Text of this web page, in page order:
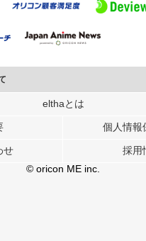
を使用して、ユーザーに合わせたコ
ータ解析の各パートナーに提供して
報とユーザーが各パートナーに提供
のサービスを使用したときに収集し
elthaとは
個人情報
せ
採用
© oricon ME inc.